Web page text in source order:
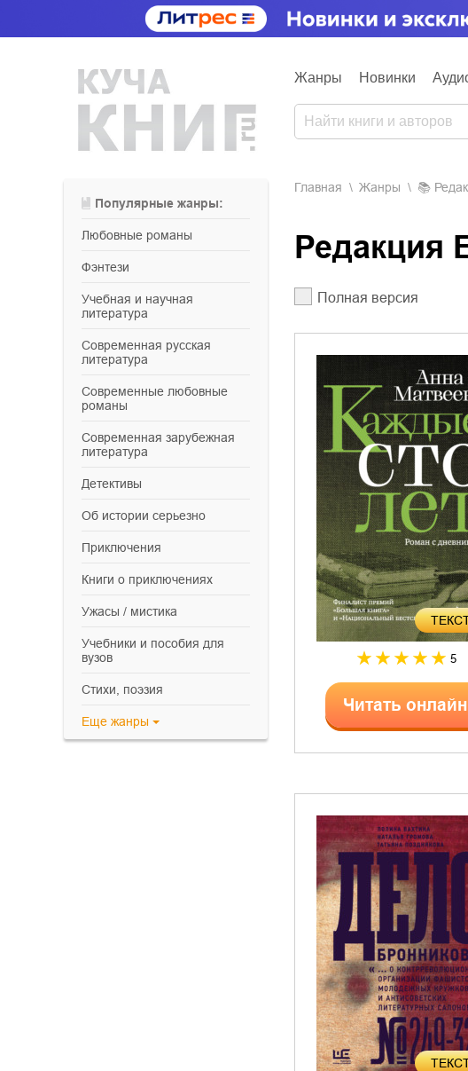
Жанры Новинки
Популярные жанры:
любовные романы
фэнтези
учебная и научная
литература
современная русская
литература
современные любовные
романы
современная зарубежная
литература
детективы
об истории серьезно
приключения
книги о приключениях
ужасы / мистика
учебники и пособия для
вузов
cтихи, поэзия
Еще жанры
Главная Жанры
Полная версия
5
Читать онлайн